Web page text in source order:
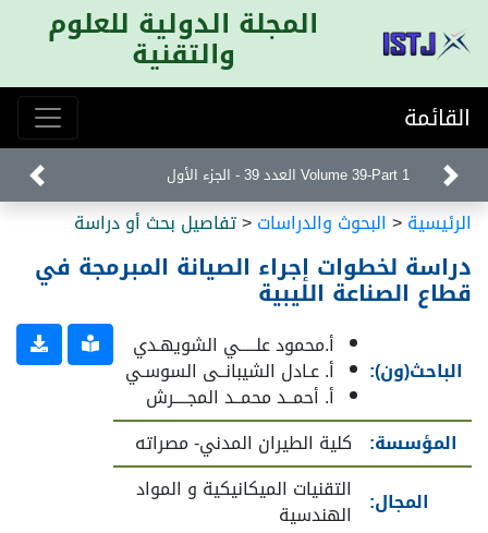
المجلة الدولية للعلوم
والتقنية
القائمة
Volume 39-Part 1 العدد 39 - الجزء الأول
الرئيسية< البحوث والدراسات<تفاصيل بحث أو دراسة
دراسة لخطوات إجراء الصيانة المبرمجة في
قطاع الصناعة الليبية
الباحث(ون):
أ.محمود علـــــي الشويهـدي
أ. عـادل الشيبانــى السوسـي
أ. أحمــد محمــد المجــــرش
المؤسسة: كلية الطيران المدني- مصراته
المجال:
التقنيات الميكانيكية و المواد
الهندسية